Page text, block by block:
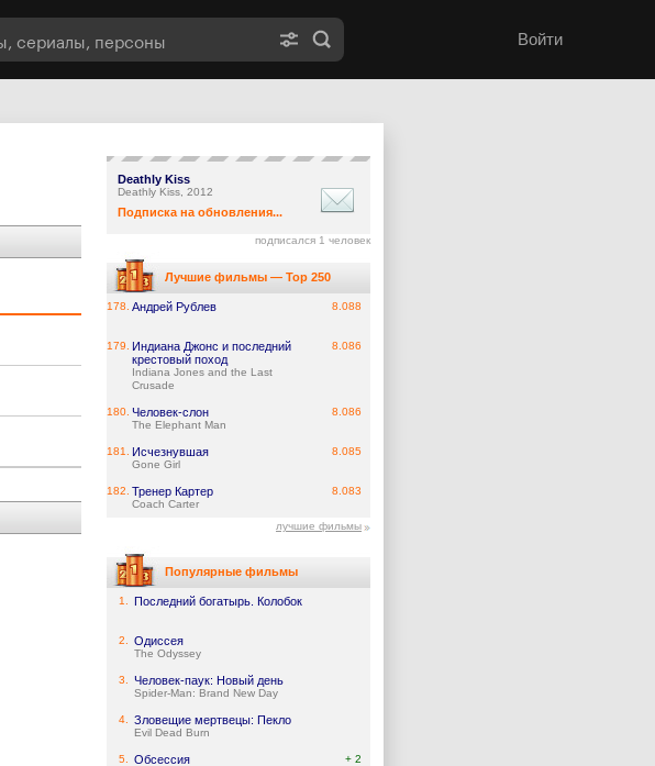
Войти
Deathly Kiss
Deathly Kiss, 2012
Подписка на обновления...
подписался 1 человек
Лучшие фильмы — Top 250
178. Андрей Рублев 8.088
179.
Индиана Джонс и последний
крестовый поход
Indiana Jones and the Last
Crusade
8.086
180. Человек-слон
The Elephant Man
8.086
181. Исчезнувшая
Gone Girl
8.085
182. Тренер Картер
Coach Carter
8.083
лучшие фильмы
Популярные фильмы
1. Последний богатырь. Колобок
2. Одиссея
The Odyssey
3. Человек-паук: Новый день
Spider-Man: Brand New Day
4. Зловещие мертвецы: Пекло
Evil Dead Burn
5. Обсессия + 2